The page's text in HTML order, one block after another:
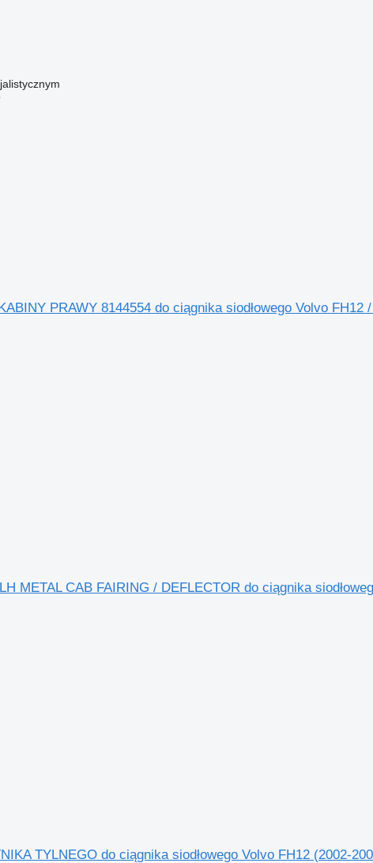
PRAWY 8144554 do ciągnika siodłowego Volvo FH12
METAL CAB FAIRING / DEFLECTOR do ciągnika
TYLNEGO do ciągnika siodłowego Volvo FH12 (2002-